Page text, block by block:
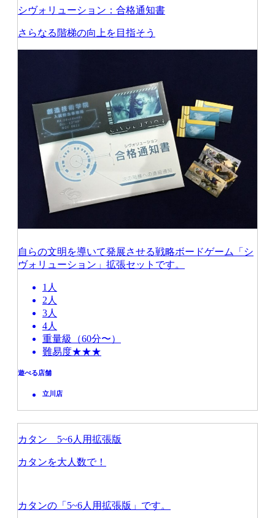
シヴォリューション：合格通知書
さらなる階梯の向上を目指そう
自らの文明を導いて発展させる戦略ボードゲーム「シ
ヴォリューション」拡張セットです。
1人
2人
3人
4人
重量級（60分〜）
難易度★★★
遊べる店舗
立川店
カタン 5~6人用拡張版
カタンを大人数で！
カタンの「5~6人用拡張版」です。